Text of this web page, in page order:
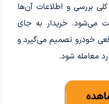
بررسی و اطلاعات آن‌ها
می‌شود. خریدار به جای
خودرو تصمیم می‌گیرد و
معامله شود.